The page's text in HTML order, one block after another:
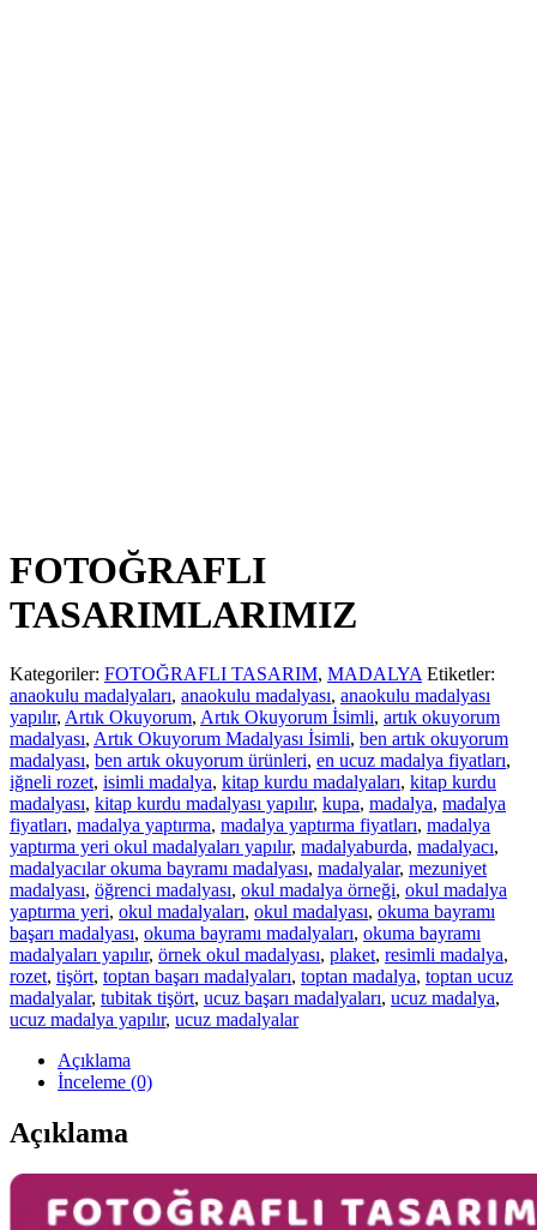
FOTOĞRAFLI
TASARIMLARIMIZ
Kategoriler: FOTOĞRAFLI TASARIM, MADALYA Etiketler:
anaokulu madalyaları, anaokulu madalyası, anaokulu madalyası
yapılır, Artık Okuyorum, Artık Okuyorum İsimli, artık okuyorum
madalyası, Artık Okuyorum Madalyası İsimli, ben artık okuyorum
madalyası, ben artık okuyorum ürünleri, en ucuz madalya fiyatları,
iğneli rozet, isimli madalya, kitap kurdu madalyaları, kitap kurdu
madalyası, kitap kurdu madalyası yapılır, kupa, madalya, madalya
fiyatları, madalya yaptırma, madalya yaptırma fiyatları, madalya
yaptırma yeri okul madalyaları yapılır, madalyaburda, madalyacı,
madalyacılar okuma bayramı madalyası, madalyalar, mezuniyet
madalyası, öğrenci madalyası, okul madalya örneği, okul madalya
yaptırma yeri, okul madalyaları, okul madalyası, okuma bayramı
başarı madalyası, okuma bayramı madalyaları, okuma bayramı
madalyaları yapılır, örnek okul madalyası, plaket, resimli madalya,
rozet, tişört, toptan başarı madalyaları, toptan madalya, toptan ucuz
madalyalar, tubitak tişört, ucuz başarı madalyaları, ucuz madalya,
ucuz madalya yapılır, ucuz madalyalar
Açıklama
İnceleme (0)
Açıklama